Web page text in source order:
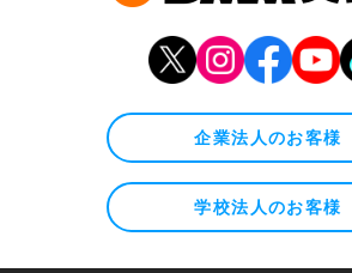
企業法人のお客様
学校法人のお客様